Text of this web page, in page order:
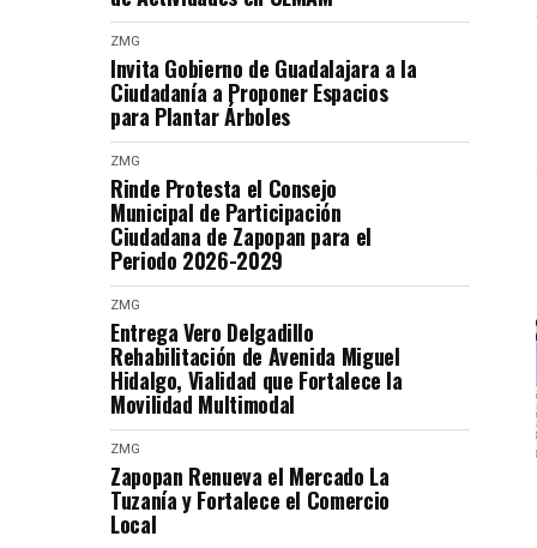
ZMG
Invita Gobierno de Guadalajara a la
Ciudadanía a Proponer Espacios
para Plantar Árboles
ZMG
Rinde Protesta el Consejo
Municipal de Participación
Ciudadana de Zapopan para el
Periodo 2026-2029
ZMG
Entrega Vero Delgadillo
Rehabilitación de Avenida Miguel
Hidalgo, Vialidad que Fortalece la
Movilidad Multimodal
ZMG
Zapopan Renueva el Mercado La
Tuzanía y Fortalece el Comercio
Local